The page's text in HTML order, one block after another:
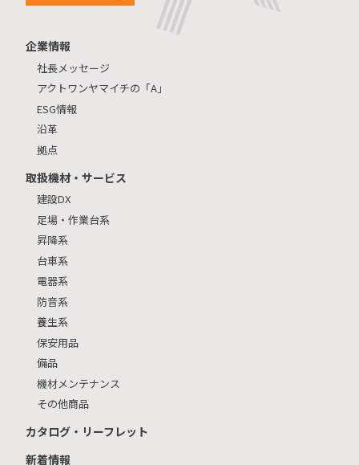
企業情報
社長メッセージ
アクトワンヤマイチの「A」
ESG情報
沿革
拠点
取扱機材・サービス
建設DX
足場・作業台系
昇降系
台車系
電器系
防音系
養生系
保安用品
備品
機材メンテナンス
その他商品
カタログ・リーフレット
新着情報